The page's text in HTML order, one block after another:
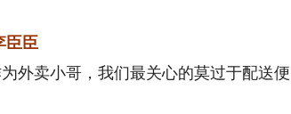
臣臣
卖小哥，我们最关心的莫过于配送便